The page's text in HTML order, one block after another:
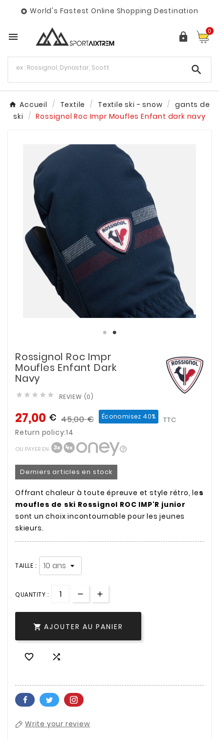
 World's Fastest Online Shopping Destination
  0

Accueil Textile Textile ski - snow
gants de
ski
Rossignol Roc Impr Moufles Enfant dark navy
Rossignol Roc Impr
Moufles Enfant Dark
Navy
     REVIEW (0)
27,00 € 45,00€ Économisez 40% TTC
Return policy:14
OU PAYER EN
Derniers articles en stock
Offrant chaleur à toute épreuve et style rétro, les
moufles de ski Rossignol ROC IMP'R junior
sont un choix incontournable pour les jeunes
skieurs.
TAILLE :
QUANTITY :
 AJOUTER AU PANIER
 
Write your review